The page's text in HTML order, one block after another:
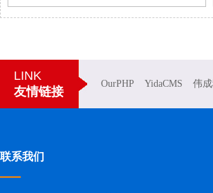
LINK
友情链接
OurPHP YidaCMS 伟
联系我们